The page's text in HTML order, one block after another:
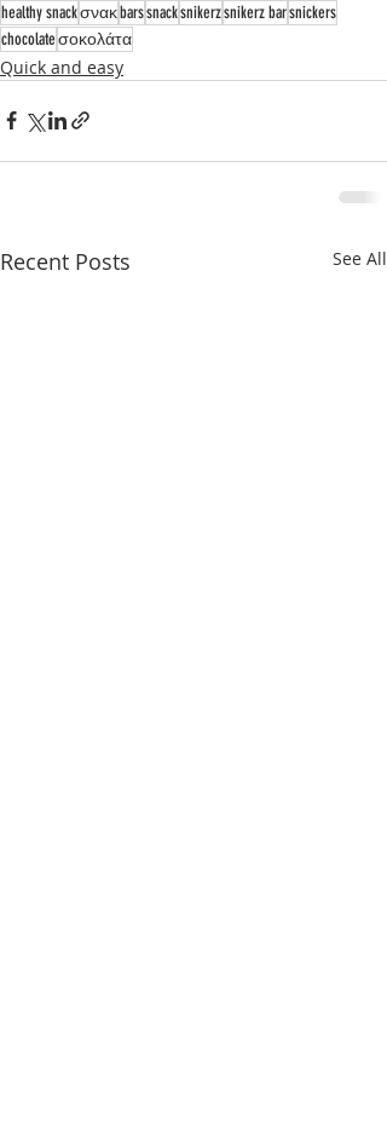
healthy snackσνακbarssnacksnikerzsnikerz barsnickers
chocolateσοκολάτα
Quick and easy
Recent Posts See All